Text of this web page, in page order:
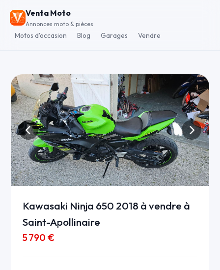
Venta Moto
Annonces moto & pièces
Motos d'occasion Blog Garages Vendre
Kawasaki Ninja 650 2018 à vendre à
Saint-Apollinaire
5 790 €